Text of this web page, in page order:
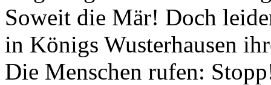
Soweit die Mär! Doch
in Königs Wusterhausen
Die Menschen rufen: